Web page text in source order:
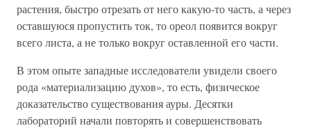
растения, быстро отрезать от него какую-то часть, а через
оставшуюся пропустить ток, то ореол появится вокруг
всего листа, а не только вокруг оставленной его части.
В этом опыте западные исследователи увидели своего
рода «материализацию духов», то есть, физическое
доказательство существования ауры. Десятки
лабораторий начали повторять и совершенствовать